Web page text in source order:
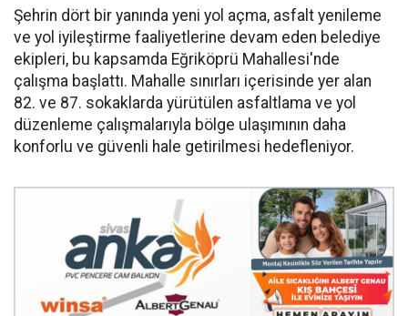
Şehrin dört bir yanında yeni yol açma, asfalt yenileme
ve yol iyileştirme faaliyetlerine devam eden belediye
ekipleri, bu kapsamda Eğriköprü Mahallesi'nde
çalışma başlattı. Mahalle sınırları içerisinde yer alan
82. ve 87. sokaklarda yürütülen asfaltlama ve yol
düzenleme çalışmalarıyla bölge ulaşımının daha
konforlu ve güvenli hale getirilmesi hedefleniyor.